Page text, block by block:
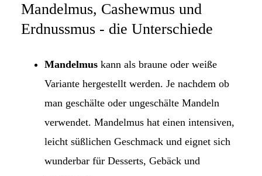
Mandelmus, Cashewmus und
Erdnussmus - die Unterschiede
Mandelmus kann als braune oder weiße
Variante hergestellt werden. Je nachdem ob
man geschälte oder ungeschälte Mandeln
verwendet. Mandelmus hat einen intensiven,
leicht süßlichen Geschmack und eignet sich
wunderbar für Desserts, Gebäck und